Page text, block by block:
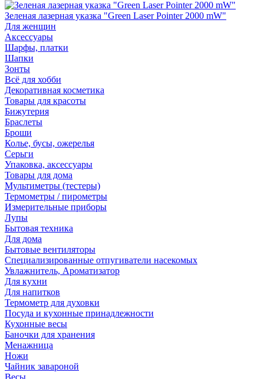
Зеленая лазерная указка "Green Laser Pointer 2000 mW"
Для женщин
Аксессуары
Шарфы, платки
Шапки
Зонты
Всё для хобби
Декоративная косметика
Товары для красоты
Бижутерия
Браслеты
Броши
Колье, бусы, ожерелья
Серьги
Упаковка, аксессуары
Товары для дома
Мультиметры (тестеры)
Термометры / пирометры
Измерительные приборы
Лупы
Бытовая техника
Для дома
Бытовые вентиляторы
Специализированные отпугиватели насекомых
Увлажнитель, Ароматизатор
Для кухни
Для напитков
Термометр для духовки
Посуда и кухонные принадлежности
Кухонные весы
Баночки для хранения
Менажница
Ножи
Чайник завароной
Весы